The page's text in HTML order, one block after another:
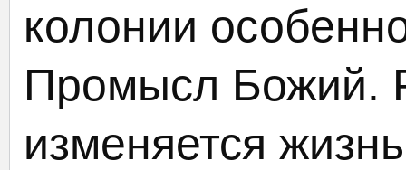
колонии
Промысл Божий.
изменяется